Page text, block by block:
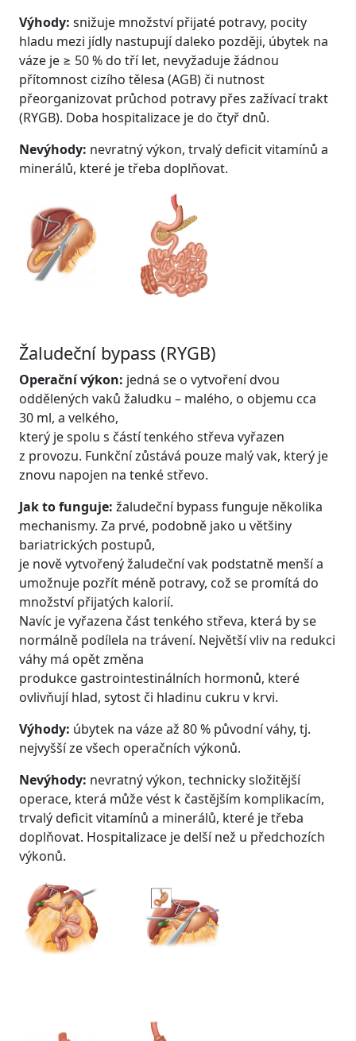
Výhody: snižuje množství přijaté potravy, pocity
hladu mezi jídly nastupují daleko později, úbytek na
váze je ≥ 50 % do tří let, nevyžaduje žádnou
přítomnost cizího tělesa (AGB) či nutnost
přeorganizovat průchod potravy přes zažívací trakt
(RYGB). Doba hospitalizace je do čtyř dnů.
Nevýhody: nevratný výkon, trvalý deficit vitamínů a
minerálů, které je třeba doplňovat.
Žaludeční bypass (RYGB)
Operační výkon: jedná se o vytvoření dvou
oddělených vaků žaludku – malého, o objemu cca
30 ml, a velkého,
který je spolu s částí tenkého střeva vyřazen
z provozu. Funkční zůstává pouze malý vak, který je
znovu napojen na tenké střevo.
Jak to funguje: žaludeční bypass funguje několika
mechanismy. Za prvé, podobně jako u většiny
bariatrických postupů,
je nově vytvořený žaludeční vak podstatně menší a
umožnuje pozřít méně potravy, což se promítá do
množství přijatých kalorií.
Navíc je vyřazena část tenkého střeva, která by se
normálně podílela na trávení. Největší vliv na redukci
váhy má opět změna
produkce gastrointestinálních hormonů, které
ovlivňují hlad, sytost či hladinu cukru v krvi.
Výhody: úbytek na váze až 80 % původní váhy, tj.
nejvyšší ze všech operačních výkonů.
Nevýhody: nevratný výkon, technicky složitější
operace, která může vést k častějším komplikacím,
trvalý deficit vitamínů a minerálů, které je třeba
doplňovat. Hospitalizace je delší než u předchozích
výkonů.